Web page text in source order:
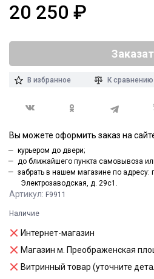
Артикул: F9911
Наличие
Интернет-магазин
Магазин м. Преображенская
Витринный товар (уточните
20 250 ₽
В избранное К сравнению
Вы можете оформить заказ на
курьером до двери;
до ближайшего пункта самовывоза
забрать в нашем магазине по адресу:
Электрозаводская, д. 29с1.